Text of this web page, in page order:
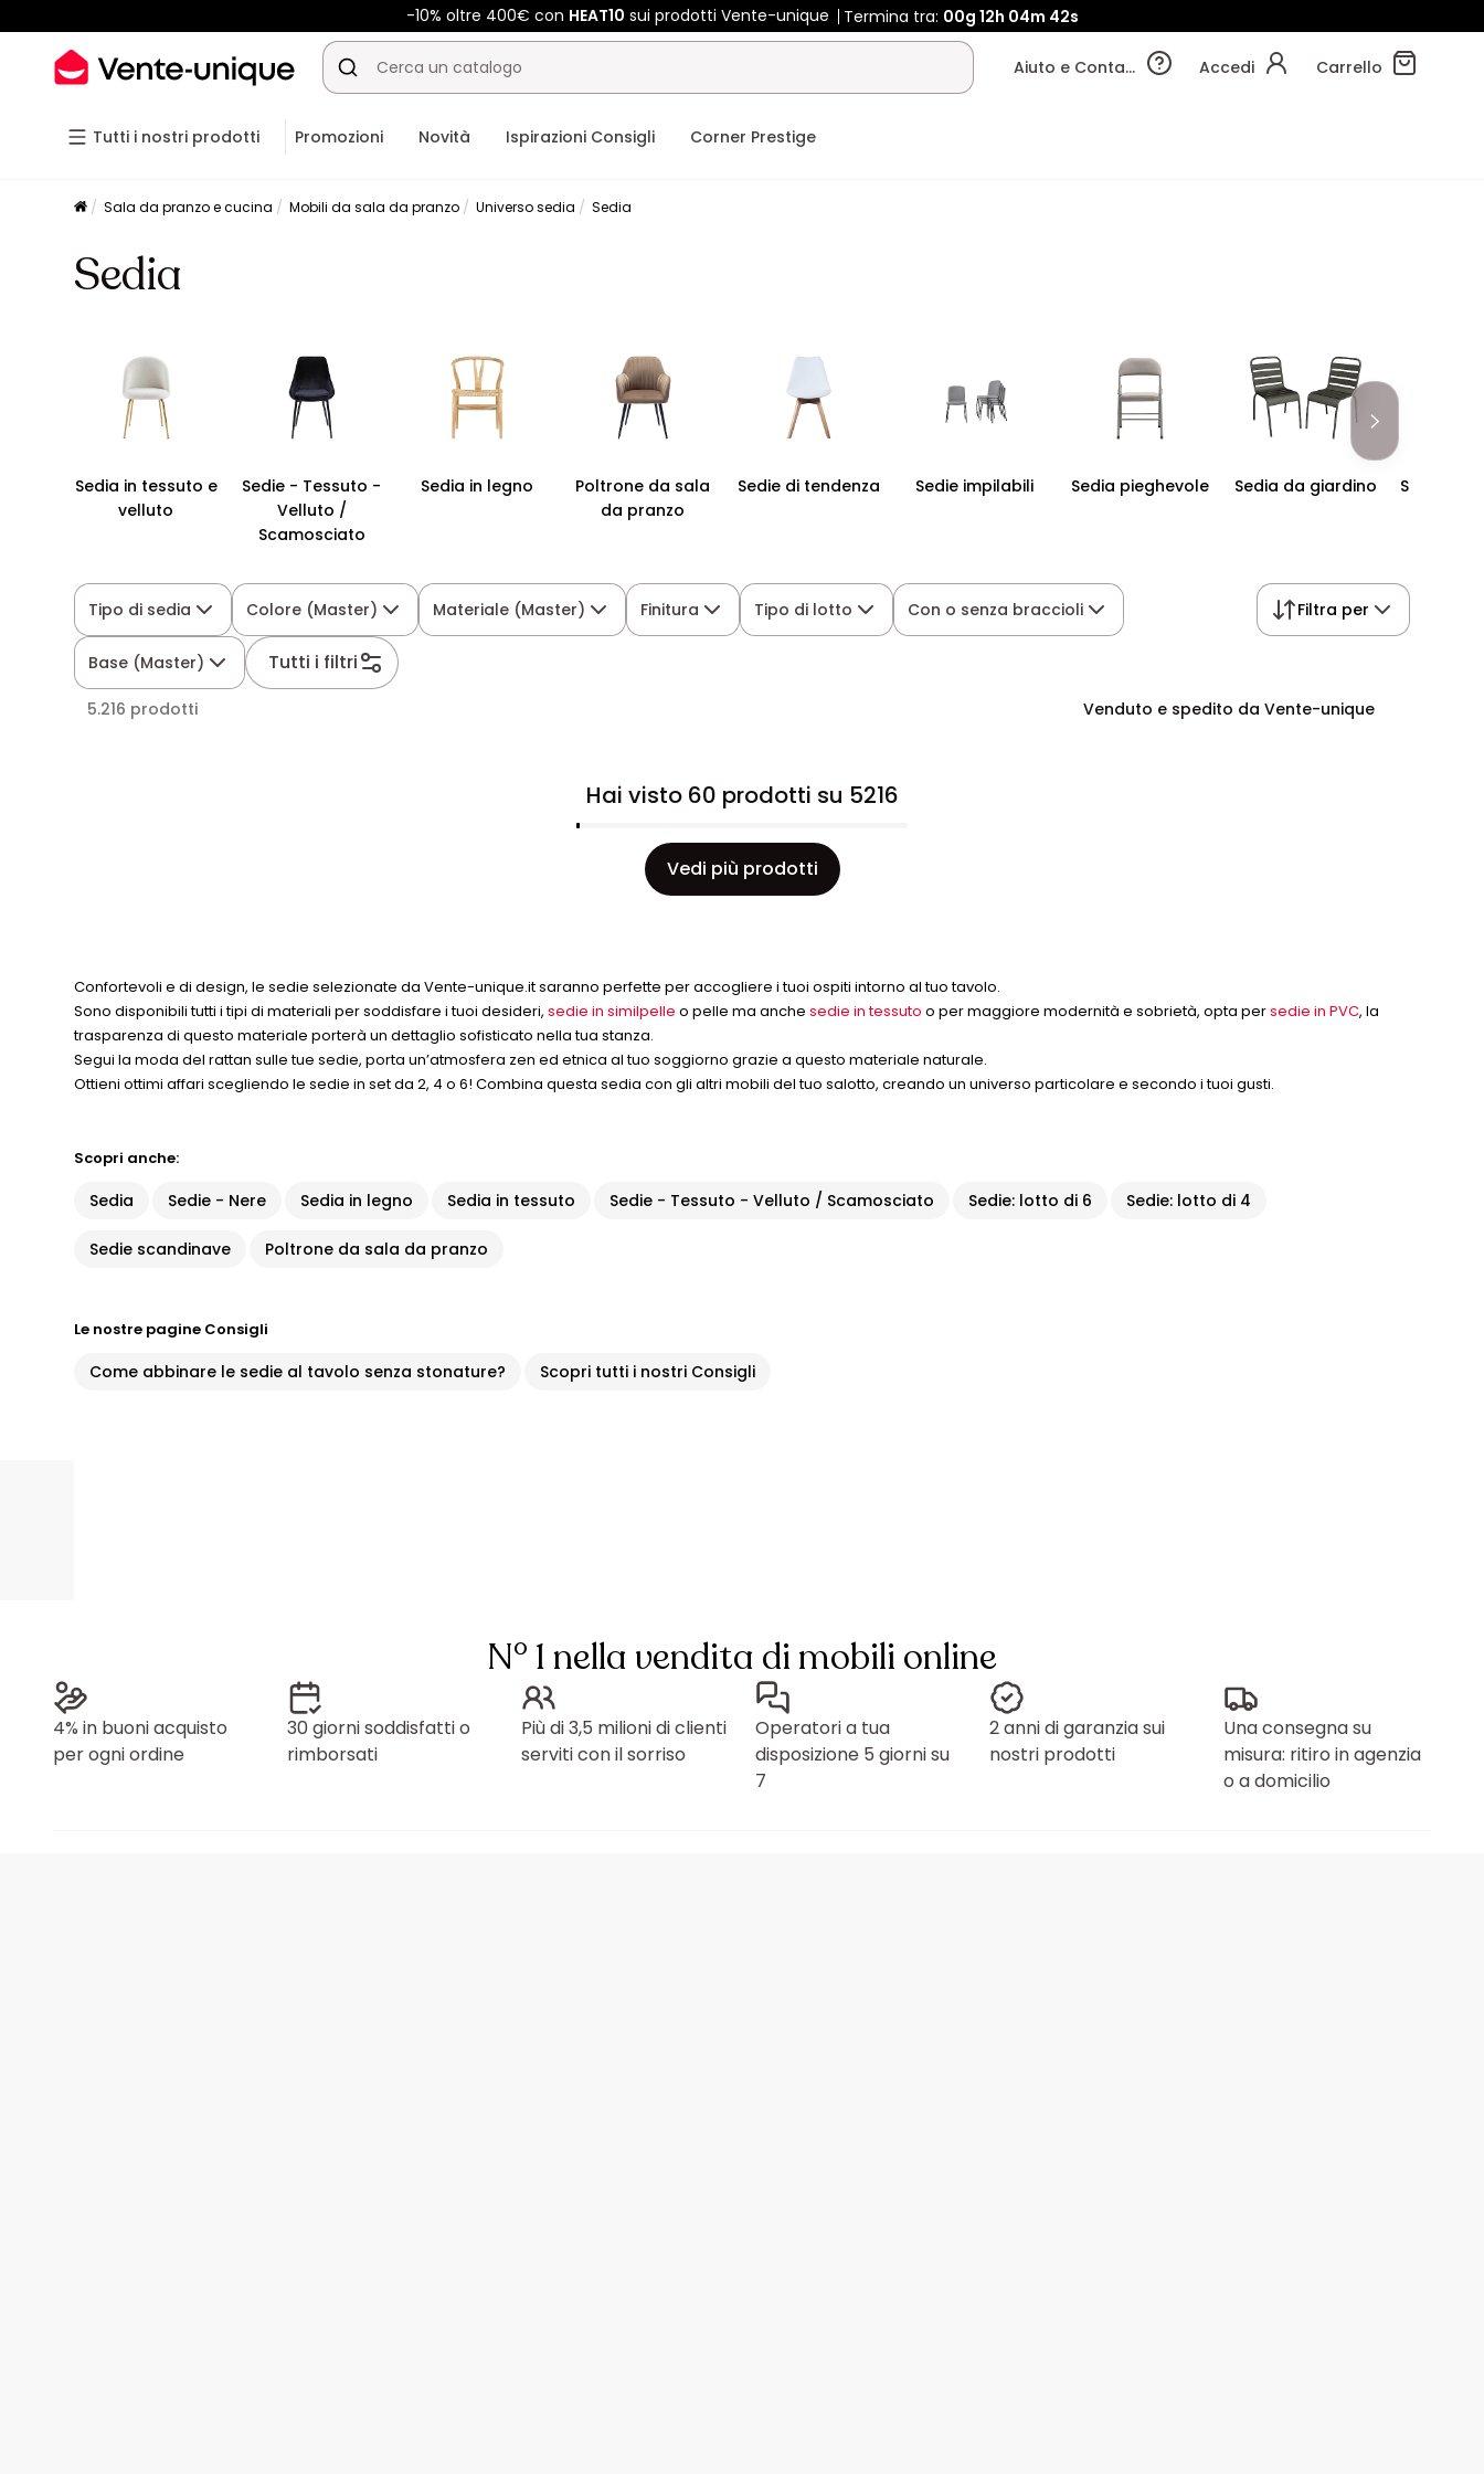
-10% oltre 400€ conHEAT10 sui prodotti Vente-unique Termina tra:00g 12h 04m 41s
Aiuto e Contatti Accedi Carrello
Tutti i nostri prodotti Promozioni Novità Ispirazioni Consigli Corner Prestige
Sala da pranzo e cucina Mobili da sala da pranzo Universo sedia Sedia
Sedia
Sedia in tessuto e
velluto
Sedie - Tessuto -
Velluto /
Scamosciato
Sedia in legno
Poltrone da sala
da pranzo
Sedie di tendenza Sedie impilabili Sedia pieghevole Sedia da giardino Sedie
Tipo di sedia Colore (Master) Materiale (Master) Finitura Tipo di lotto Con o senza braccioli
Base (Master) Tutti i filtri
Filtra per
5.216 prodotti Venduto e spedito da Vente-unique
Hai visto 60 prodotti su 5216
Vedi più prodotti
Confortevoli e di design, le sedie selezionate da Vente-unique.it saranno perfette per accogliere i tuoi ospiti intorno al tuo tavolo.
Sono disponibili tutti i tipi di materiali per soddisfare i tuoi desideri,sedie in similpelle o pelle ma anchesedie in tessuto o per maggiore modernità e sobrietà, opta persedie in PVC, la
trasparenza di questo materiale porterà un dettaglio sofisticato nella tua stanza.
Segui la moda del rattan sulle tue sedie, porta un’atmosfera zen ed etnica al tuo soggiorno grazie a questo materiale naturale.
Ottieni ottimi affari scegliendo le sedie in set da 2, 4 o 6! Combina questa sedia con gli altri mobili del tuo salotto, creando un universo particolare e secondo i tuoi gusti.
Scopri anche:
Sedia Sedie - Nere Sedia in legno Sedia in tessuto Sedie - Tessuto - Velluto / Scamosciato Sedie: lotto di 6 Sedie: lotto di 4
Sedie scandinave Poltrone da sala da pranzo
Le nostre pagine Consigli
Come abbinare le sedie al tavolo senza stonature? Scopri tutti i nostri Consigli
N° 1 nella vendita di mobili online
4% in buoni acquisto
per ogni ordine
30 giorni soddisfatti o
rimborsati
Più di 3,5 milioni di clienti
serviti con il sorriso
Operatori a tua
disposizione 5 giorni su
7
2 anni di garanzia sui
nostri prodotti
Una consegna su
misura: ritiro in agenzia
o a domicilio